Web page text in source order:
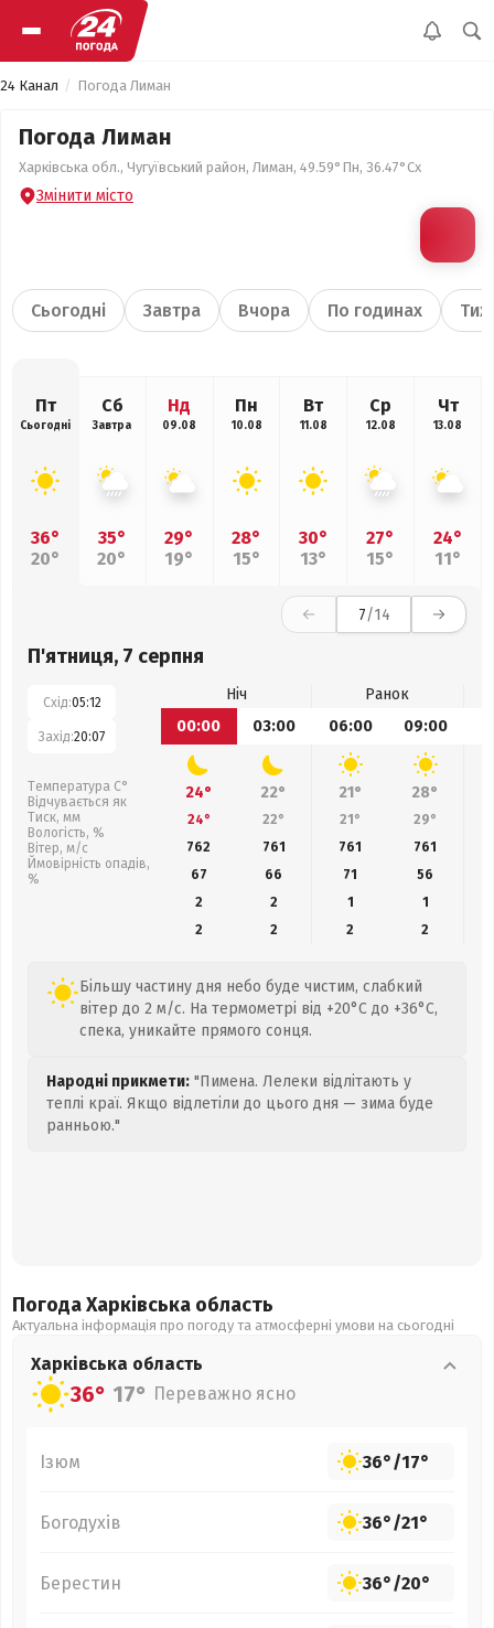
24 Канал Погода Лиман
Погода Лиман
Харківська обл., Чугуївський район, Лиман, 49.59°Пн, 36.47°Сх
Змінити місто
Сьогодні Завтра Вчора По годинах
Пт
Сьогодні
36°
20°
Сб
Завтра
35°
20°
Нд
09.08
29°
19°
Пн
10.08
28°
15°
Вт
11.08
30°
13°
Ср
12.08
27°
15°
Чт
13.08
24°
11°
7/14
П'ятниця, 7 серпня
Схід:05:12
Захід:20:07
Температура С°
Відчувається як
Тиск, мм
Вологість, %
Вітер, м/с
Ймовірність опадів,
%
Ніч
Ранок
00:00
03:00 06:00 09:00
24° 22° 21° 28°
24° 22° 21° 29°
762
761 761 761
67
66 71 56
2
2 1
1
2
2 2 2
Більшу частину дня небо буде чистим, слабкий
вітер до 2 м/с. На термометрі від +20°C до +36°C,
спека, уникайте прямого сонця.
Народні прикмети: "Пимена. Лелеки відлітають у
теплі краї. Якщо відлетіли до цього дня — зима буде
ранньою."
Погода Харківська область
Актуальна інформація про погоду та атмосферні умови на сьогодні
Харківська область
36° 17° Переважно ясно
Ізюм 36°/17°
Богодухів 36°/21°
Берестин 36°/20°